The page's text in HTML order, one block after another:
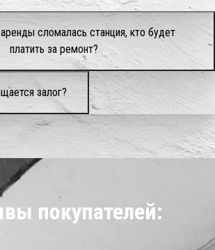
сломалась станция, кто будет
платить за ремонт?
залог?
покупателей: